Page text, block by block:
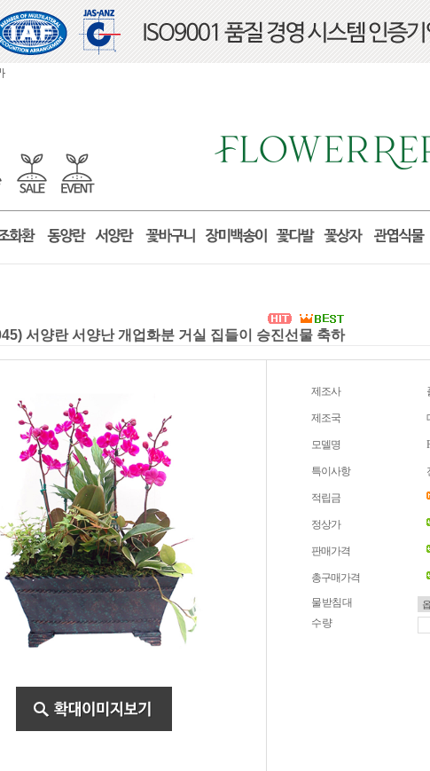
서양란 서양난 개업화분 거실 집들이 승진선물 축하
제조사
제조국
모델명
특이사항
적립금
정상가
판매가격
총구매가격
물받침대
수량